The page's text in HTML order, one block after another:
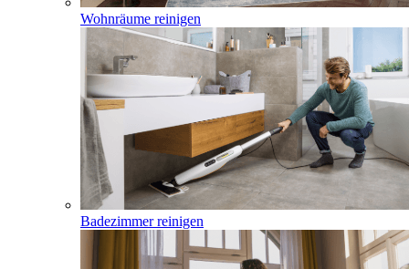
Wohnräume reinigen
Badezimmer reinigen